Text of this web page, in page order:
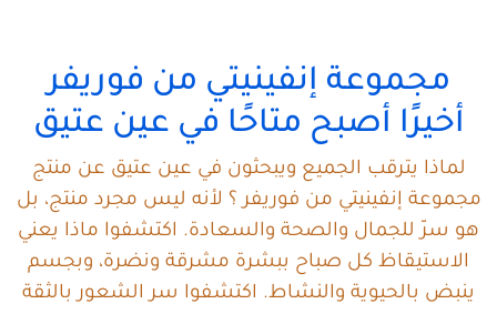
مجموعة إنفينيتي من فوريفر
أخيرًا أصبح متاحًا في عين عتيق
لماذا يترقب الجميع ويبحثون في عين عتيق عن منتج
مجموعة إنفينيتي من فوريفر ؟ لأنه ليس مجرد منتج، بل
هو سرّ للجمال والصحة والسعادة. اكتشفوا ماذا يعني
الاستيقاظ كل صباح ببشرة مشرقة ونضرة، وبجسم
ينبض بالحيوية والنشاط. اكتشفوا سر الشعور بالثقة